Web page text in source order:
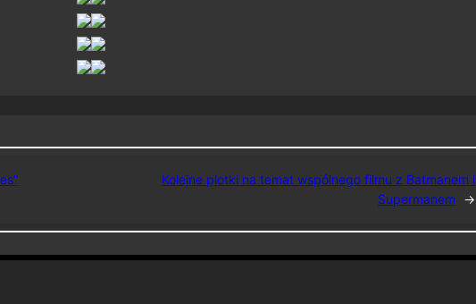
Kolejne plotki na temat wspólnego filmu z Batmanem i
Supermanem
→